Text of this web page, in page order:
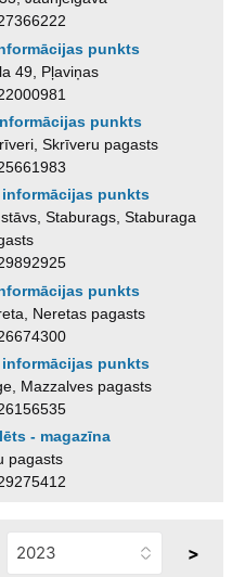
punkts
49, Pļaviņas
punkts
Skrīveru pagasts
punkts
Staburags, Staburaga
punkts
Neretas pagasts
informācijas punkts
Mazzalves pagasts
- magazīna
pagasts
>